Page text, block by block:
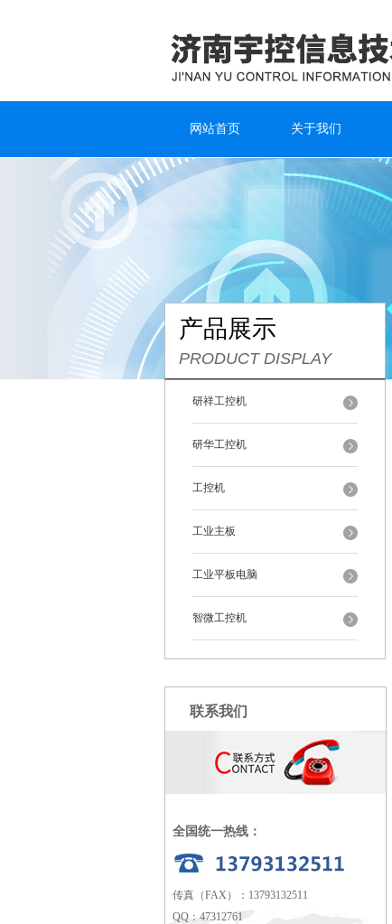
网站首页 关于我们
产品展示
PRODUCT DISPLAY
研祥工控机
研华工控机
工控机
工业主板
工业平板电脑
智微工控机
联系我们
全国统一热线：
传真（FAX）：13793132511
QQ：47312761